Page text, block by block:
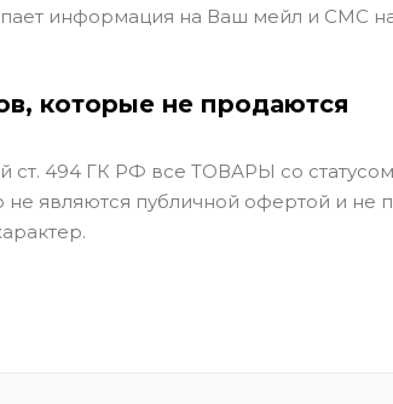
информация на Ваш мейл и СМС
которые не продаются
ст. 494 ГК РФ все ТОВАРЫ со
являются публичной офертой и